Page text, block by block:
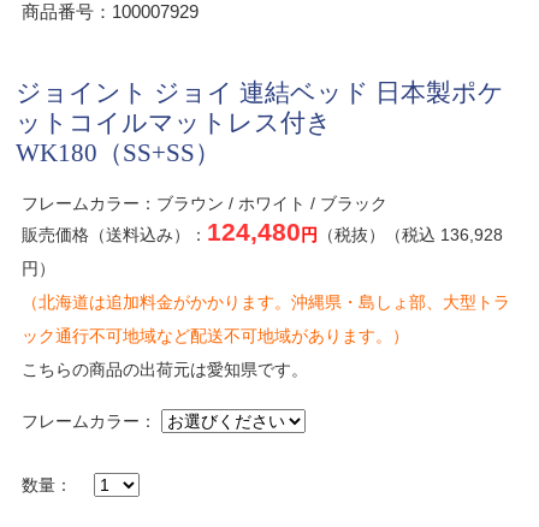
商品番号：100007929
ジョイント ジョイ 連結ベッド 日本製ポケ
ットコイルマットレス付き
WK180（SS+SS）
フレームカラー：ブラウン / ホワイト / ブラック
販売価格（送料込み）： 124,480 円
（税抜）（税込 136,928
円）
（北海道は追加料金がかかります。沖縄県・島しょ部、大型トラ
ック通行不可地域など配送不可地域があります。）
こちらの商品の出荷元は愛知県です。
フレームカラー：
数量：